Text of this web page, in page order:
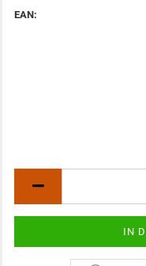
EAN: